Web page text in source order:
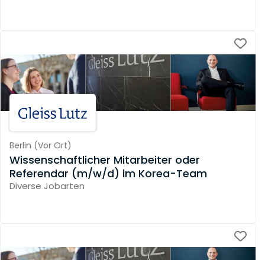
Berlin (Vor Ort)
Wissenschaftlicher Mitarbeiter oder
Referendar (m/w/d) im Korea-Team
Diverse Jobarten